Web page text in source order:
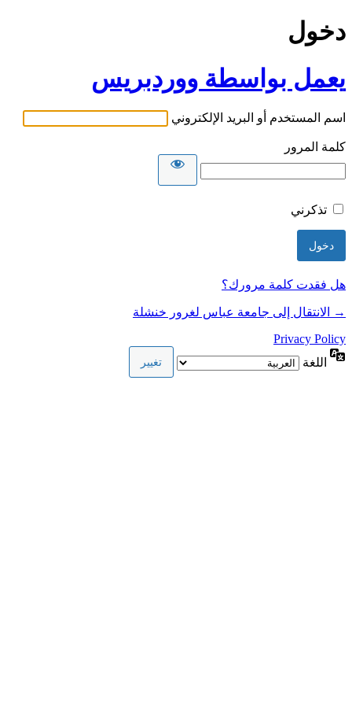
دخول
يعمل بواسطة ووردبريس
اسم المستخدم أو البريد الإلكتروني
كلمة المرور
تذكرني
هل فقدت كلمة مرورك؟
→ الانتقال إلى جامعة عباس لغرور خنشلة
Privacy Policy
اللغة